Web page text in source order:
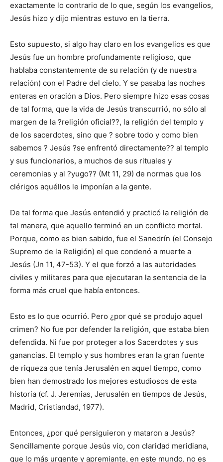
exactamente lo contrario de lo que, según los evangelios,
Jesús hizo y dijo mientras estuvo en la tierra.
Esto supuesto, si algo hay claro en los evangelios es que
Jesús fue un hombre profundamente religioso, que
hablaba constantemente de su relación (y de nuestra
relación) con el Padre del cielo. Y se pasaba las noches
enteras en oración a Dios. Pero siempre hizo esas cosas
de tal forma, que la vida de Jesús transcurrió, no sólo al
margen de la ?religión oficial??, la religión del templo y
de los sacerdotes, sino que ? sobre todo y como bien
sabemos ? Jesús ?se enfrentó directamente?? al templo
y sus funcionarios, a muchos de sus rituales y
ceremonias y al ?yugo?? (Mt 11, 29) de normas que los
clérigos aquéllos le imponían a la gente.
De tal forma que Jesús entendió y practicó la religión de
tal manera, que aquello terminó en un conflicto mortal.
Porque, como es bien sabido, fue el Sanedrín (el Consejo
Supremo de la Religión) el que condenó a muerte a
Jesús (Jn 11, 47-53). Y el que forzó a las autoridades
civiles y militares para que ejecutaran la sentencia de la
forma más cruel que había entonces.
Esto es lo que ocurrió. Pero ¿por qué se produjo aquel
crimen? No fue por defender la religión, que estaba bien
defendida. Ni fue por proteger a los Sacerdotes y sus
ganancias. El templo y sus hombres eran la gran fuente
de riqueza que tenía Jerusalén en aquel tiempo, como
bien han demostrado los mejores estudiosos de esta
historia (cf. J. Jeremias, Jerusalén en tiempos de Jesús,
Madrid, Cristiandad, 1977).
Entonces, ¿por qué persiguieron y mataron a Jesús?
Sencillamente porque Jesús vio, con claridad meridiana,
que lo más urgente y apremiante, en este mundo, no es